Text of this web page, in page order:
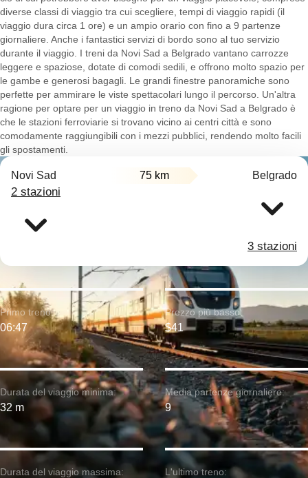
diverse classi di viaggio tra cui scegliere, tempi di viaggio rapidi (il
viaggio dura circa 1 ore) e un ampio orario con fino a 9 partenze
giornaliere. Anche i fantastici servizi di bordo sono al tuo servizio
durante il viaggio. I treni da Novi Sad a Belgrado vantano carrozze
leggere e spaziose, dotate di comodi sedili, e offrono molto spazio per
le gambe e generosi bagagli. Le grandi finestre panoramiche sono
perfette per ammirare le viste spettacolari lungo il percorso. Un'altra
ragione per optare per un viaggio in treno da Novi Sad a Belgrado è
che le stazioni ferroviarie si trovano vicino ai centri città e sono
comodamente raggiungibili con i mezzi pubblici, rendendo molto facili
gli spostamenti.
Novi Sad 75 km Belgrado
2 stazioni
3 stazioni
Durata del viaggio minima:
32 m
Primo treno:
06:47
Durata del viaggio massima:
Prezzo più basso:
$41
Media partenze giornaliere:
9
L'ultimo treno: